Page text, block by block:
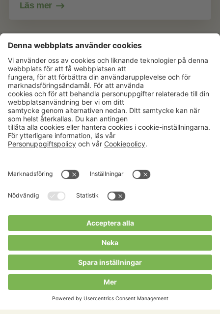
Läs mer
Karriär
Kalender
Verksamheter
Om Hushållningssällskapet
Hushållningssällskapens
Tjänster
Välkommen till Portalen!
Cookies m.m.
Cookies
Allmänna villkor